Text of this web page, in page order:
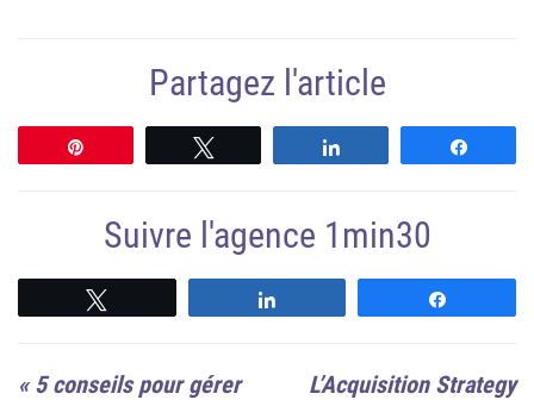
Partagez l'article
Suivre l'agence 1min30
« 5 conseils pour gérer
L’Acquisition Strategy